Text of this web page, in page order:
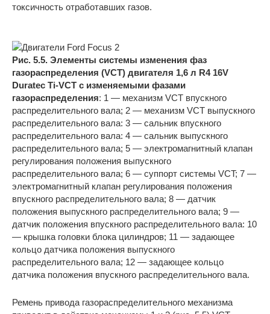
токсичность отработавших газов.
Рис. 5.5. Элементы системы изменения фаз
газораспределения (VCT) двигателя 1,6 л R4 16V
Duratec Ti-VCT с изменяемыми фазами
газораспределения: 1 — механизм VCT впускного
распределительного вала; 2 — механизм VCT выпускного
распределительного вала: 3 — сальник впускного
распределительного вала: 4 — сальник выпускного
распределительного вала; 5 — электромагнитный клапан
регулирования положения выпускного
распределительного вала; 6 — суппорт системы VCT; 7 —
электромагнитный клапан регулирования положения
впускного распределительного вала; 8 — датчик
положения выпускного распределительного вала; 9 —
датчик положения впускного распределительного вала: 10
— крышка головки блока цилиндров; 11 — задающее
кольцо датчика положения выпускного
распределительного вала; 12 — задающее кольцо
датчика положения впускного распределительного вала.
Ремень привода газораспределительного механизма